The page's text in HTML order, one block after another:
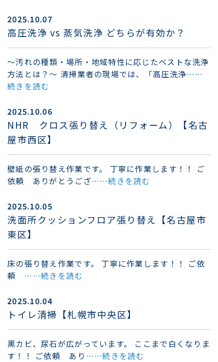
2025.10.07
高圧洗浄 vs 蒸気洗浄 どちらが有効か？
～汚れの種類・場所・地域特性に応じたベストな洗浄
方法とは？～ 清掃業者の現場では、「高圧洗浄……
続きを読む
2025.10.06
NHR クロス張り替え（リフォーム）【名古
屋市西区】
壁紙の張り替え作業です。 丁寧に作業します！！ ご
依頼 ありがとうござ……続きを読む
2025.10.05
洗面所クッションフロア張り替え【名古屋市
東区】
床の張り替え作業です。 丁寧に作業します！！ ご依
頼
……続きを読む
2025.10.04
トイレ清掃【札幌市中央区】
黒カビ、尿石が広がっています。 ここまで白くなりま
す！！ ご依頼 あり ……続きを読む